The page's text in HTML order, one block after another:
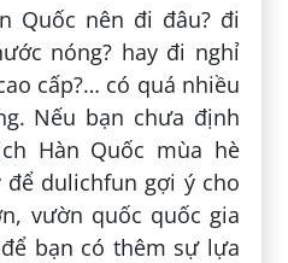
Quốc nên đi đâu? đi
nóng? hay đi nghỉ
cấp?… có quá nhiều
Nếu bạn chưa định
Hàn Quốc mùa hè
dulichfun gợi ý cho
vườn quốc quốc gia
bạn có thêm sự lựa